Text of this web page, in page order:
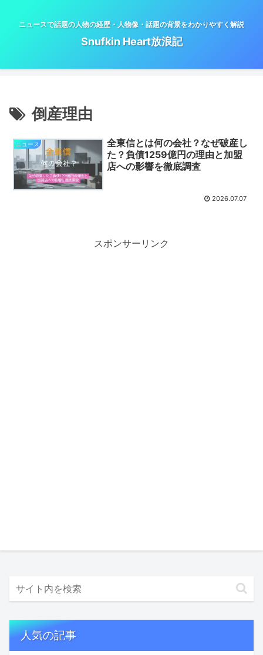
ニュースで話題の人物の経歴・人物像・話題の背景をわかりやすく解説
Snufkin Heart放浪記
倒産理由
ニュース
全東信とは何の会社？なぜ破産し
た？負債1259億円の理由と加盟
店への影響を徹底調査
2026.07.07
スポンサーリンク
人気の記事